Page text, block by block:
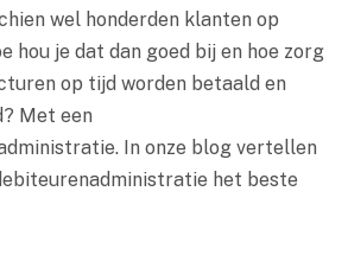
wel honderden klanten op
hou je dat dan goed bij en hoe zorg
op tijd worden betaald en
Met een
In onze blog vertellen
het beste